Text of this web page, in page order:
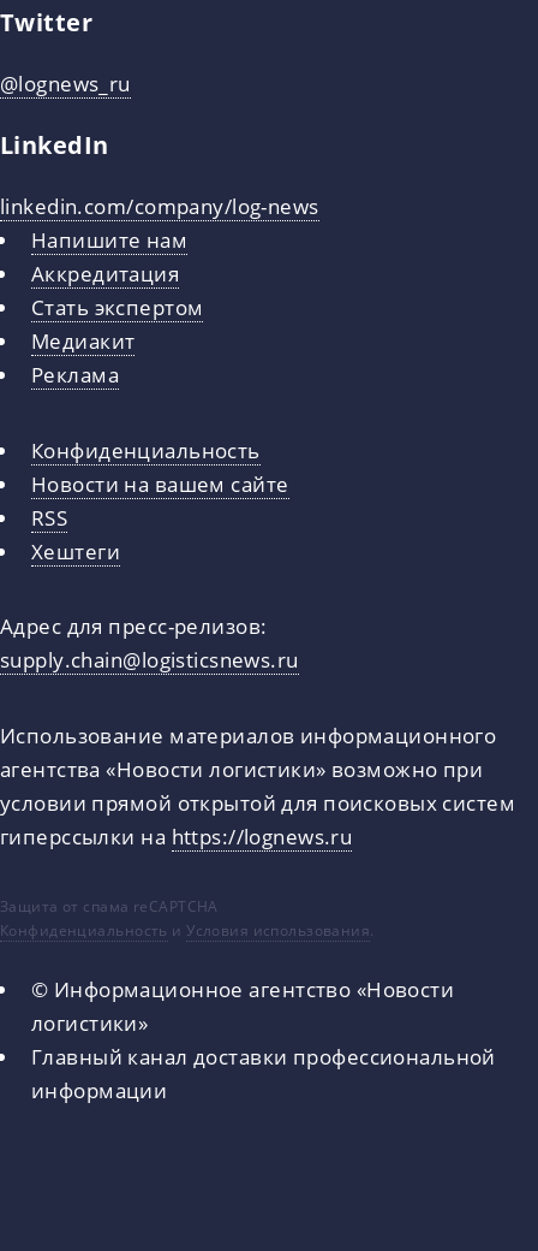
Twitter
@lognews_ru
LinkedIn
linkedin.com/company/log-news
Напишите нам
Аккредитация
Стать экспертом
Медиакит
Реклама
Конфиденциальность
Новости на вашем сайте
RSS
Хештеги
Адрес для пресс-релизов:
supply.chain@logisticsnews.ru
Использование материалов информационного
агентства «Новости логистики» возможно при
условии прямой открытой для поисковых систем
гиперссылки на https://lognews.ru
Защита от спама reCAPTCHA
Конфиденциальность иУсловия использования.
© Информационное агентство «Новости
логистики»
Главный канал доставки профессиональной
информации